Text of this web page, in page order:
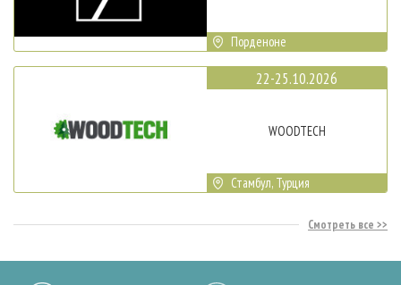
Порденоне
22-25.10.2026
WOODTECH
Стамбул, Турция
Смотреть все